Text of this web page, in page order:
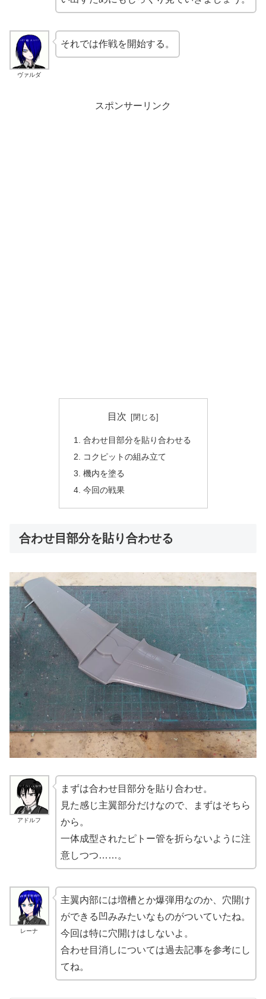
ヴァルダ
それでは作戦を開始する。
スポンサーリンク
目次
合わせ目部分を貼り合わせる
コクピットの組み立て
機内を塗る
今回の戦果
合わせ目部分を貼り合わせる
アドルフ
まずは合わせ目部分を貼り合わせ。
見た感じ主翼部分だけなので、まずはそちら
から。
一体成型されたピトー管を折らないように注
意しつつ……。
レーナ
主翼内部には増槽とか爆弾用なのか、穴開け
ができる凹みみたいなものがついていたね。
今回は特に穴開けはしないよ。
合わせ目消しについては過去記事を参考にし
てね。